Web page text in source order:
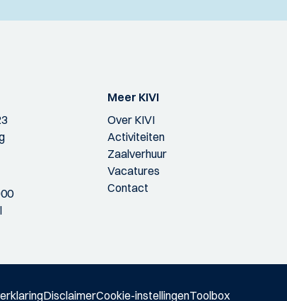
Meer KIVI
Over KIVI
Activiteiten
Zaalverhuur
Vacatures
Contact
DisclaimerCookie-instellingenToolbox